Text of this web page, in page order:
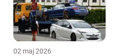
02 maj 2026